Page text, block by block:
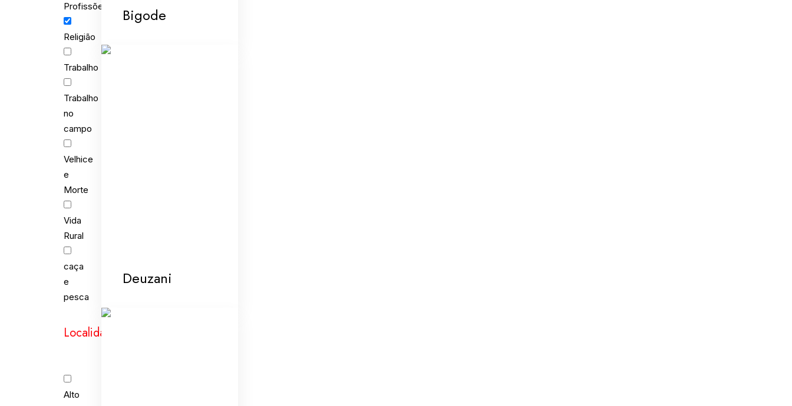
Profissões
Religião
Trabalho
Trabalho
no
campo
Velhice
e
Morte
Vida
Rural
caça
e
pesca
Localidades
Alto
Bigode
Deuzani